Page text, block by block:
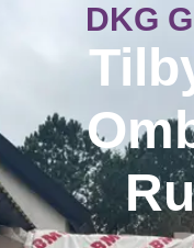
DKG